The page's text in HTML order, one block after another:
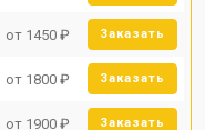
от 1450 ₽ Заказать
от 1800 ₽ Заказать
от 1900 ₽ Заказать